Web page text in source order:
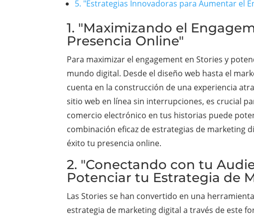
5. "Estrategias Innovadoras para Aumentar el
1. "Maximizando el
Presencia Online"
Para maximizar el engagement en Stories y
mundo digital. Desde el diseño web hasta el
cuenta en la construcción de una experiencia
sitio web en línea sin interrupciones, es crucial
comercio electrónico en tus historias puede
combinación eficaz de estrategias de marketing
éxito tu presencia online.
2. "Conectando con tu
Potenciar tu Estrategia de
Las Stories se han convertido en una
estrategia de marketing digital a través de este